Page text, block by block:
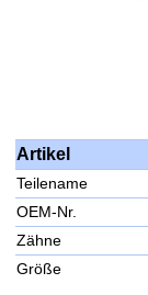
Artikel
Teilename
OEM-Nr.
Zähne
Größe